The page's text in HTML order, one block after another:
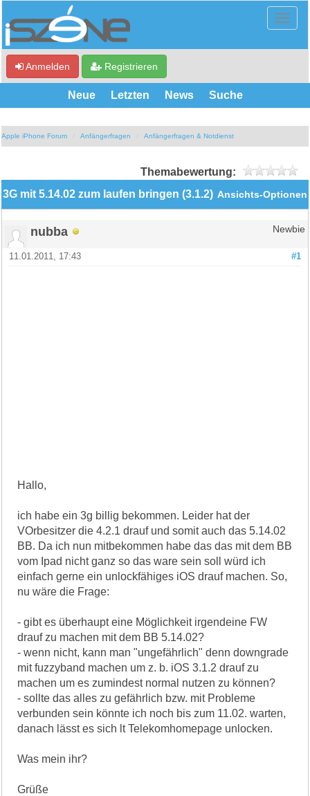
Anmelden Registrieren
Neue Letzten News Suche
Apple iPhone Forum Anfängerfragen Anfängerfragen & Notdienst
Themabewertung:
Ansichts-Optionen
3G mit 5.14.02 zum laufen bringen (3.1.2)
nubba Newbie
#1
11.01.2011, 17:43
Hallo,
ich habe ein 3g billig bekommen. Leider hat der
VOrbesitzer die 4.2.1 drauf und somit auch das 5.14.02
BB. Da ich nun mitbekommen habe das das mit dem BB
vom Ipad nicht ganz so das ware sein soll würd ich
einfach gerne ein unlockfähiges iOS drauf machen. So,
nu wäre die Frage:
- gibt es überhaupt eine Möglichkeit irgendeine FW
drauf zu machen mit dem BB 5.14.02?
- wenn nicht, kann man "ungefährlich" denn downgrade
mit fuzzyband machen um z. b. iOS 3.1.2 drauf zu
machen um es zumindest normal nutzen zu können?
- sollte das alles zu gefährlich bzw. mit Probleme
verbunden sein könnte ich noch bis zum 11.02. warten,
danach lässt es sich lt Telekomhomepage unlocken.
Was mein ihr?
Grüße